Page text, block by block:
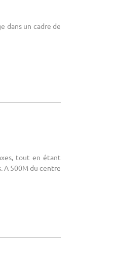
dans un cadre de
tout en étant
A 500M du centre